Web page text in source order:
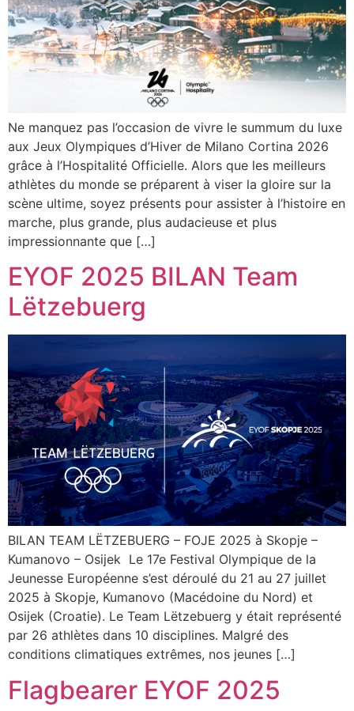
Ne manquez pas l’occasion de vivre le summum du luxe
aux Jeux Olympiques d’Hiver de Milano Cortina 2026
grâce à l’Hospitalité Officielle. Alors que les meilleurs
athlètes du monde se préparent à viser la gloire sur la
scène ultime, soyez présents pour assister à l’histoire en
marche, plus grande, plus audacieuse et plus
impressionnante que […]
EYOF 2025 BILAN Team
Lëtzebuerg
BILAN TEAM LËTZEBUERG – FOJE 2025 à Skopje –
Kumanovo – Osijek Le 17e Festival Olympique de la
Jeunesse Européenne s’est déroulé du 21 au 27 juillet
2025 à Skopje, Kumanovo (Macédoine du Nord) et
Osijek (Croatie). Le Team Lëtzebuerg y était représenté
par 26 athlètes dans 10 disciplines. Malgré des
conditions climatiques extrêmes, nos jeunes […]
Flagbearer EYOF 2025